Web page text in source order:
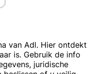
van Adl. Hier ontdekt
is. Gebruik de info
juridische